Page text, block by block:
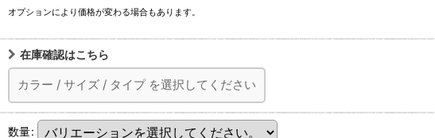
オプションにより価格が変わる場合もあります。
在庫確認はこちら
カラー / サイズ / タイプ を選択してください
数量: